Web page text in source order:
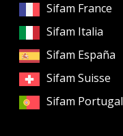
Sifam France
Sifam Italia
Sifam España
Sifam Suisse
Sifam Portugal